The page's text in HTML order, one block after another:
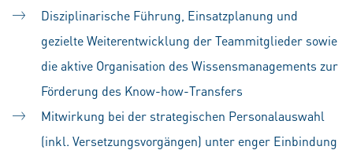
Disziplinarische Führung, Einsatzplanung und
gezielte Weiterentwicklung der Teammitglieder sowie
die aktive Organisation des Wissensmanagements zur
Förderung des Know-how-Transfers
Mitwirkung bei der strategischen Personalauswahl
(inkl. Versetzungsvorgängen) unter enger Einbindung